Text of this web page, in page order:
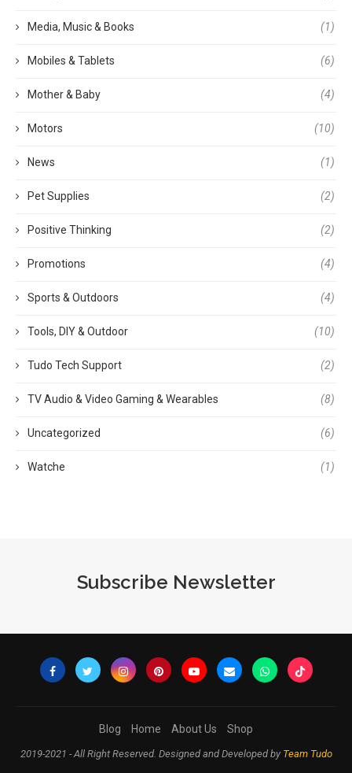
Media, Music & Books (1)
Mobiles & Tablets (6)
Mother & Baby (4)
Motors (10)
News (1)
Pet Supplies (2)
Positive Thinking (2)
Promotions (4)
Sports & Outdoors (4)
Tools, DIY & Outdoor (10)
Tudo Tech Support (2)
TV Audio & Video Gaming & Wearables (8)
Uncategorized (6)
Watche (1)
Subscribe Newsletter
Blog Home About Us Shop
2019-2021 - All Right Reserved. Designed and Developed by Team Tudo